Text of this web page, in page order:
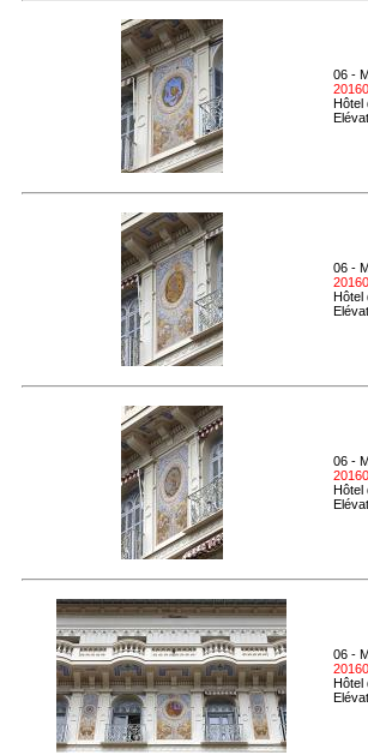
06 -
Hôtel
06 -
Hôtel
06 -
Hôtel
06 -
Hôtel